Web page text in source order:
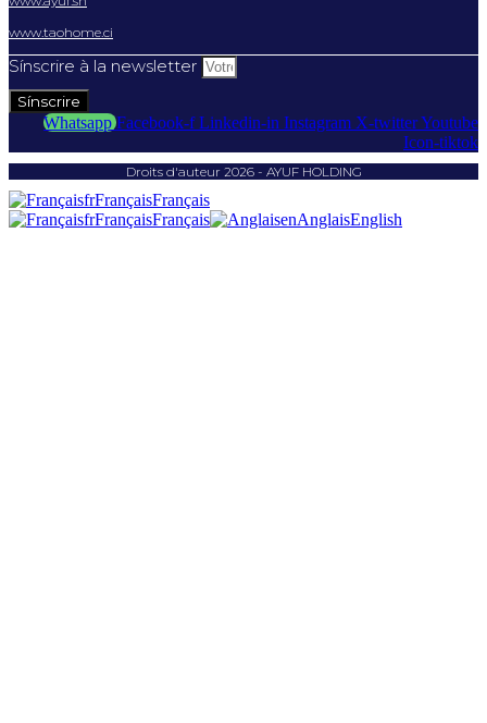
www.taohome.ci
Sínscrire à la newsletter
Sínscrire
Whatsapp Facebook-f Linkedin-in Instagram X-twitterYoutube
Icon-tiktok
Droits d'auteur 2026 - AYUF HOLDING
frFrançaisFrançais
frFrançaisFrançais enAnglaisEnglish